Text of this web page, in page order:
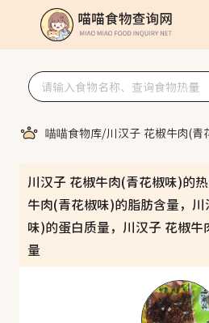
喵喵食物库/川汉子 花椒牛肉(青
川汉子 花椒牛肉(青花椒味)的
牛肉(青花椒味)的脂肪含量，
味)的蛋白质量，川汉子 花椒
量